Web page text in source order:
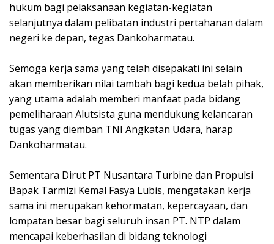
hukum bagi pelaksanaan kegiatan-kegiatan
selanjutnya dalam pelibatan industri pertahanan dalam
negeri ke depan, tegas Dankoharmatau.
Semoga kerja sama yang telah disepakati ini selain
akan memberikan nilai tambah bagi kedua belah pihak,
yang utama adalah memberi manfaat pada bidang
pemeliharaan Alutsista guna mendukung kelancaran
tugas yang diemban TNI Angkatan Udara, harap
Dankoharmatau.
Sementara Dirut PT Nusantara Turbine dan Propulsi
Bapak Tarmizi Kemal Fasya Lubis, mengatakan kerja
sama ini merupakan kehormatan, kepercayaan, dan
lompatan besar bagi seluruh insan PT. NTP dalam
mencapai keberhasilan di bidang teknologi